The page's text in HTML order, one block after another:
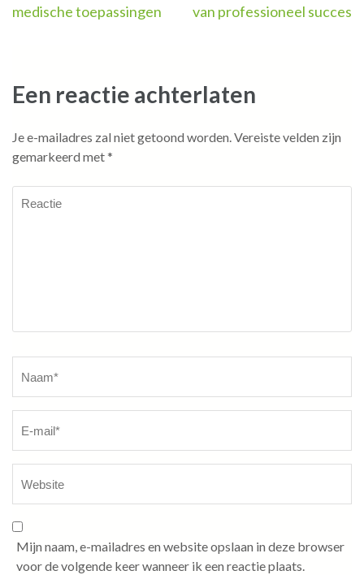
medische toepassingen
van professioneel succes
Een reactie achterlaten
Je e-mailadres zal niet getoond worden.Vereiste velden zijn
gemarkeerd met*
Mijn naam, e-mailadres en website opslaan in deze browser
voor de volgende keer wanneer ik een reactie plaats.